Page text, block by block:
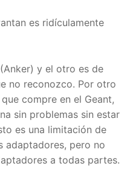
es ridículamente
y el otro es de
no reconozco. Por otro
compre en el Geant,
sin problemas sin estar
es una limitación de
adaptadores, pero no
a todas partes.